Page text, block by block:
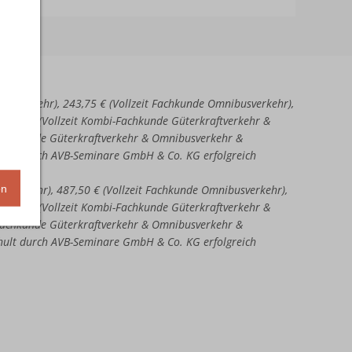
243,75 € (Vollzeit Fachkunde Omnibusverkehr),
€ (Vollzeit Kombi-Fachkunde Güterkraftverkehr &
Güterkraftverkehr & Omnibusverkehr &
durch AVB-Seminare GmbH & Co. KG erfolgreich
487,50 € (Vollzeit Fachkunde Omnibusverkehr),
€ (Vollzeit Kombi-Fachkunde Güterkraftverkehr &
Güterkraftverkehr & Omnibusverkehr &
durch AVB-Seminare GmbH & Co. KG erfolgreich